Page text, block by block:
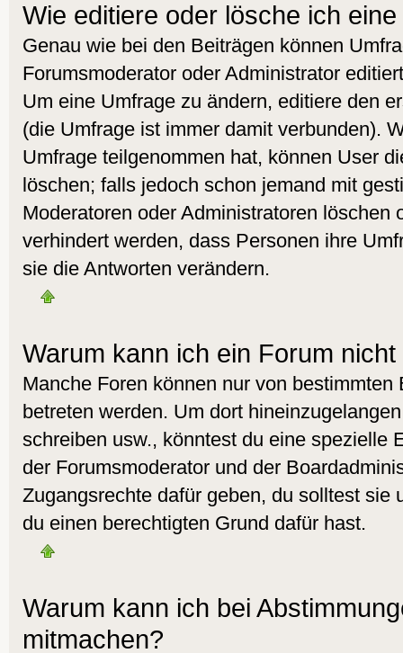
Wie editiere oder lösche ich
Genau wie bei den Beiträgen können
Forumsmoderator oder Administrator
Um eine Umfrage zu ändern, editiere den
(die Umfrage ist immer damit verbunden).
Umfrage teilgenommen hat, können User
löschen; falls jedoch schon jemand mit
Moderatoren oder Administratoren löschen
verhindert werden, dass Personen ihre
sie die Antworten verändern.
Warum kann ich ein Forum
Manche Foren können nur von bestimmten
betreten werden. Um dort
schreiben usw., könntest du eine spezielle
der Forumsmoderator und der
Zugangsrechte dafür geben, du solltest sie
du einen berechtigten Grund dafür hast.
Warum kann ich bei
mitmachen?